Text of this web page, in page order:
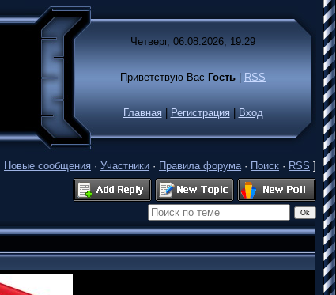
Четверг, 06.08.2026, 19:29
Приветствую Вас Гость RSS
Главная Регистрация Вход
Новые сообщения · Участники · Правила форума· Поиск · RSS ]